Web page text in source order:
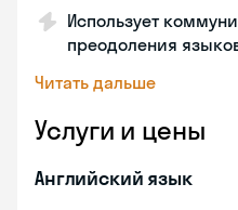
Использует
преодоления
Читать дальше
Услуги и цены
Английский язык